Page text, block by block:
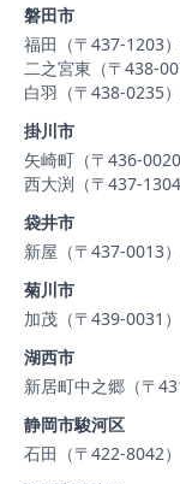
磐田市
福田（〒437-1203）
二之宮東（〒438-
白羽（〒438-0235）
掛川市
矢崎町（〒436-0020
西大渕（〒437-1304
袋井市
新屋（〒437-0013）
菊川市
加茂（〒439-0031）
湖西市
新居町中之郷（〒
静岡市駿河区
石田（〒422-8042）